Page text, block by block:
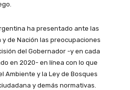
ha presentado ante las
de Nación las preocupaciones
del Gobernador -y en cada
en 2020- en línea con lo que
Ambiente y la Ley de Bosques
y demás normativas.